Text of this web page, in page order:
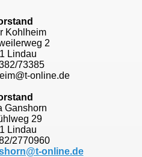
Kohlheim
2
Lindau
73385
online.de
Ganshorn
29
Lindau
2770960
online.de